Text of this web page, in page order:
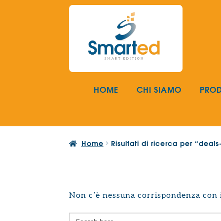
Vai
navigazione
Vai
HOME CHI SIAMO
Home Risultati di ricerca per
Non c’è nessuna corrispondenza
Search